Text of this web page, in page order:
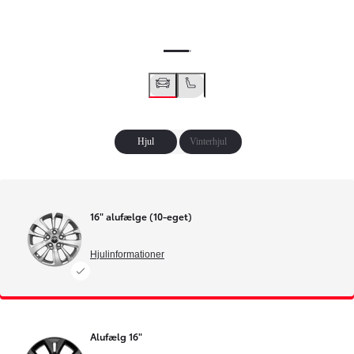
Hjul Vinterhjul
16" alufælge (10-eget)
Hjulinformationer
Alufælg 16"